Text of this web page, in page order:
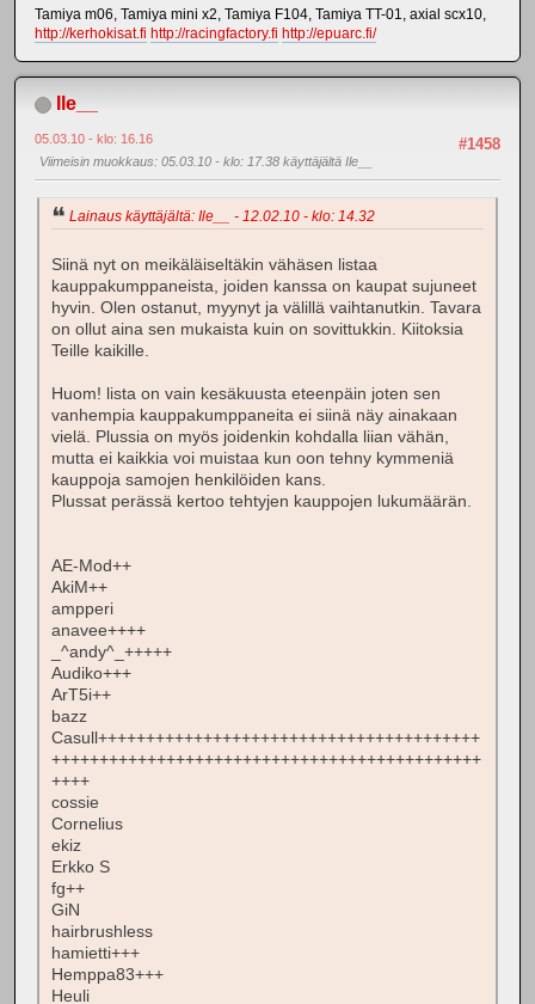
Tamiya m06, Tamiya mini x2, Tamiya F104, Tamiya TT-01, axial scx10,
http://kerhokisat.fi http://racingfactory.fi http://epuarc.fi/
Ile__
#1458
05.03.10 - klo: 16.16
Viimeisin muokkaus: 05.03.10 - klo: 17.38 käyttäjältä Ile__
Lainaus käyttäjältä: Ile__ - 12.02.10 - klo: 14.32
Siinä nyt on meikäläiseltäkin vähäsen listaa
kauppakumppaneista, joiden kanssa on kaupat sujuneet
hyvin. Olen ostanut, myynyt ja välillä vaihtanutkin. Tavara
on ollut aina sen mukaista kuin on sovittukkin. Kiitoksia
Teille kaikille.
Huom! lista on vain kesäkuusta eteenpäin joten sen
vanhempia kauppakumppaneita ei siinä näy ainakaan
vielä. Plussia on myös joidenkin kohdalla liian vähän,
mutta ei kaikkia voi muistaa kun oon tehny kymmeniä
kauppoja samojen henkilöiden kans.
Plussat perässä kertoo tehtyjen kauppojen lukumäärän.
AE-Mod++
AkiM++
ampperi
anavee++++
_^andy^_+++++
Audiko+++
ArT5i++
bazz
Casull++++++++++++++++++++++++++++++++++++++++
+++++++++++++++++++++++++++++++++++++++++++++
++++
cossie
Cornelius
ekiz
Erkko S
fg++
GiN
hairbrushless
hamietti+++
Hemppa83+++
Heuli